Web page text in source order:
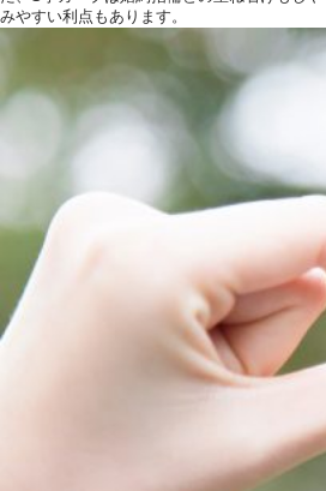
みやすい利点もあります。